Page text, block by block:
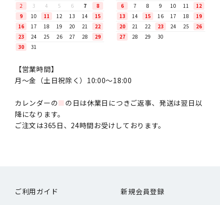
2
3 4 5 6 7
8
9
10 11 12 13 14
15
16
17 18 19 20 21
22
23
24 25 26 27 28
29
30
31
6
7 8 9 10 11
12
13
14 15 16 17 18
19
20
21 22 23 24 25
26
27
28 29 30
【営業時間】
月〜金（土日祝除く）10:00～18:00
カレンダーの■ の日は休業日につきご返事、発送は翌日以
降になります。
ご注文は365日、24時間お受けしております。
ご利用ガイド 新規会員登録